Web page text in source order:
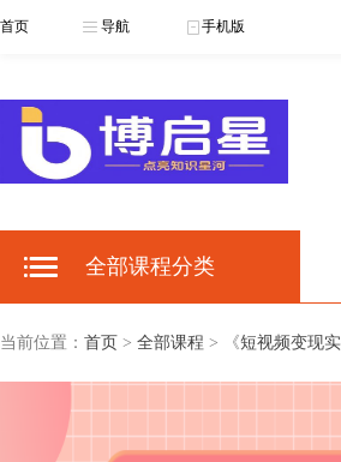
首页 导航 手机版
全部课程分类
当前位置： 首页 > 全部课程 > 《短视频变现